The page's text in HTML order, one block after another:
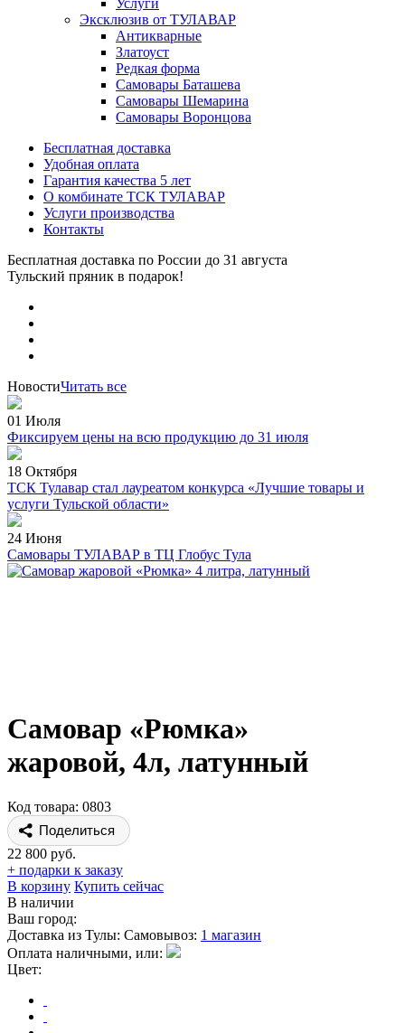
Услуги
Эксклюзив от ТУЛАВАР
Антикварные
Златоуст
Редкая форма
Самовары Баташева
Самовары Шемарина
Самовары Воронцова
Бесплатная доставка
Удобная оплата
Гарантия качества 5 лет
О комбинате ТСК ТУЛАВАР
Услуги производства
Контакты
Бесплатная доставка по России до 31 августа
Тульский пряник в подарок!
НовостиЧитать все
01 Июля
Фиксируем цены на всю продукцию до 31 июля
18 Октября
ТСК Тулавар стал лауреатом конкурса «Лучшие товары и
услуги Тульской области»
24 Июня
Самовары ТУЛАВАР в ТЦ Глобус Тула
Самовар «Рюмка»
жаровой, 4л, латунный
Код товара: 0803
Поделиться
22 800 руб.
+ подарки к заказу
В корзину Купить сейчас
В наличии
Ваш город:
Доставка из Тулы: Самовывоз: 1 магазин
Оплата наличными, или:
Цвет: